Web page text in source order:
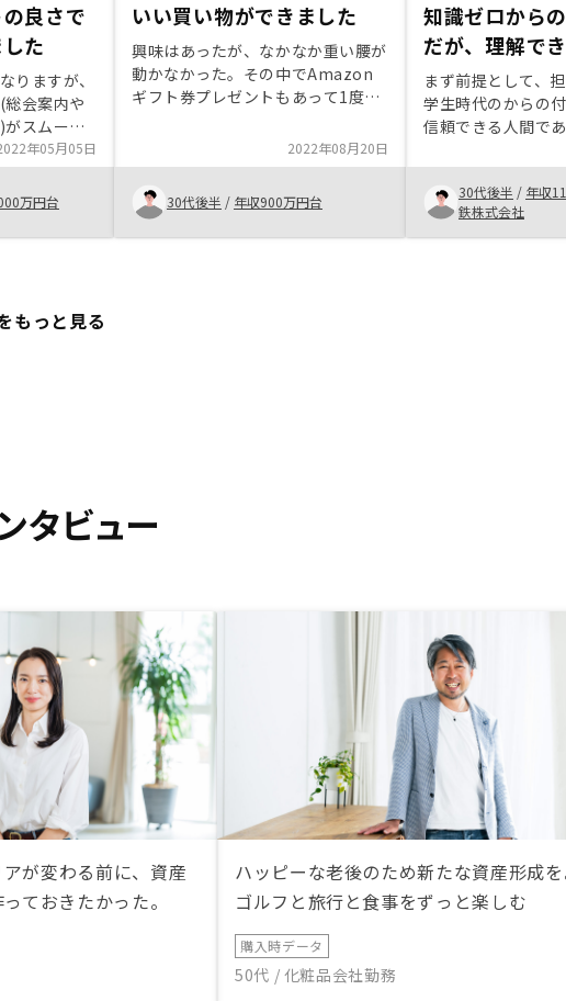
良さで
た
りますが、
会案内や
スムーズ
追加購入を
にはリスク
不安を払拭
年05月05日
万円台
いい買い物ができました
興味はあったが、なかなか重い腰が
動かなかった。その中でAmazon
ギフト券プレゼントもあって1度話
た。 売っておしまいではなく、そ
の後のサポート体制や、アプリを使
った管理など技術面でも信頼をおけ
る会社と感じた。 疑問点なども丁
寧に回答してもらい、家族も不動産
2022年08月20日
30代後半 / 年収900万円台
知識ゼロから
だが、理解でき
まず前提として、
学生時代のからの
信頼できる人間で
につき、全くの知
が、一から教えて
資の仕組みをよく
きた。その上で、
リーに紹介しても
30代後半 / 年収
鉄株式会社
もっと見る
タビュー
が変わる前に、資産
ておきたかった。
ハッピーな老後のため新たな資産形成を
ゴルフと旅行と食事をずっと楽しむ
購入時データ
50代 / 化粧品会社勤務